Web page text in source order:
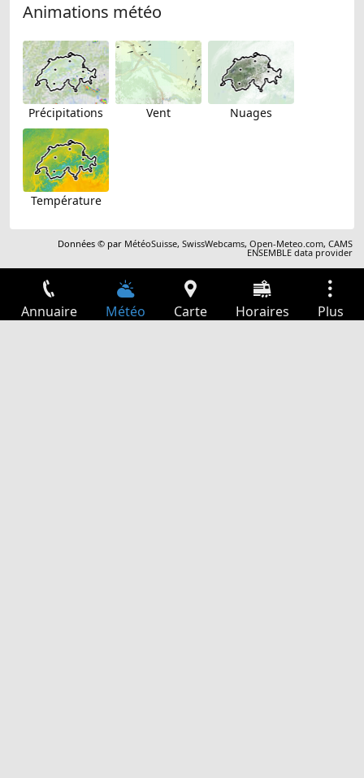
Animations météo
Précipitations Vent Nuages
Température
Données © par MétéoSuisse,SwissWebcams,Open-Meteo.com,CAMS
ENSEMBLE data provider
Annuaire Météo Carte Horaires Plus